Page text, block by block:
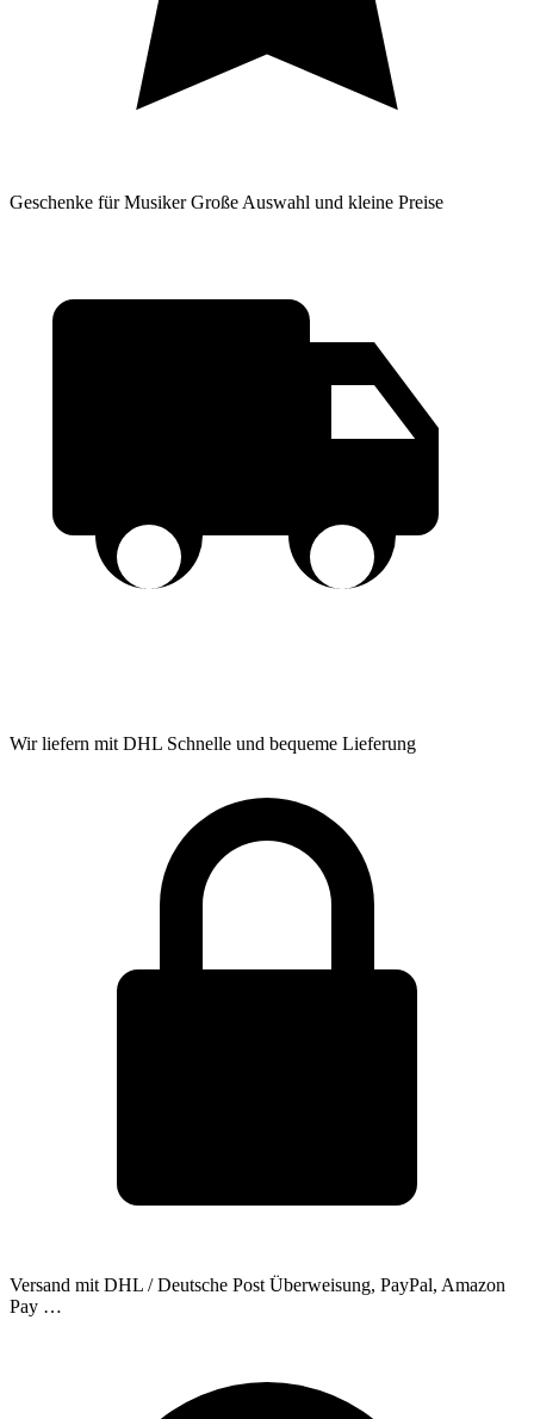
Geschenke für Musiker Große Auswahl und kleine Preise
Wir liefern mit DHL Schnelle und bequeme Lieferung
Versand mit DHL / Deutsche Post Überweisung, PayPal, Amazon
Pay …